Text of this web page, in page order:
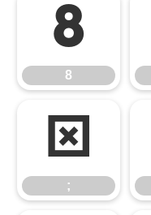
8
8
;
;